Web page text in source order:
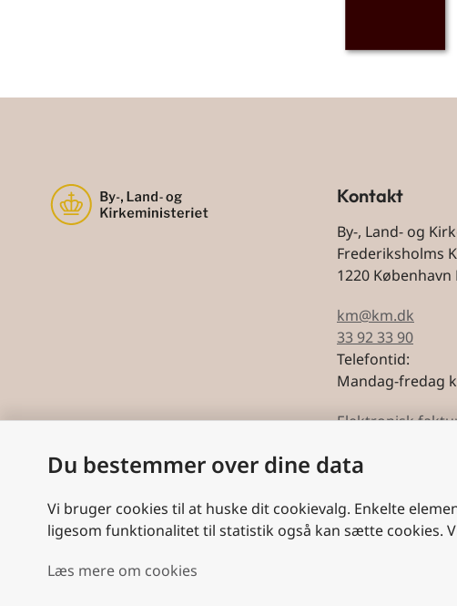
Kontakt
By-, Land- og
Frederiksholms
1220 København
km@km.dk
33 92 33 90
Telefontid:
Mandag-fredag
Elektronisk
CVR: 59743228
Du bestemmer over dine data
Vi bruger cookies til at huske dit cookievalg. Enkelte
ligesom funktionalitet til statistik også kan sætte cookies.
Læs mere om cookies